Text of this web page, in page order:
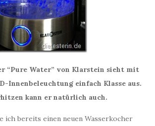
“Pure Water” von Klarstein sieht mit
Innenbeleuchtung einfach Klasse aus.
kann er natürlich auch.
ich bereits einen neuen Wasserkocher